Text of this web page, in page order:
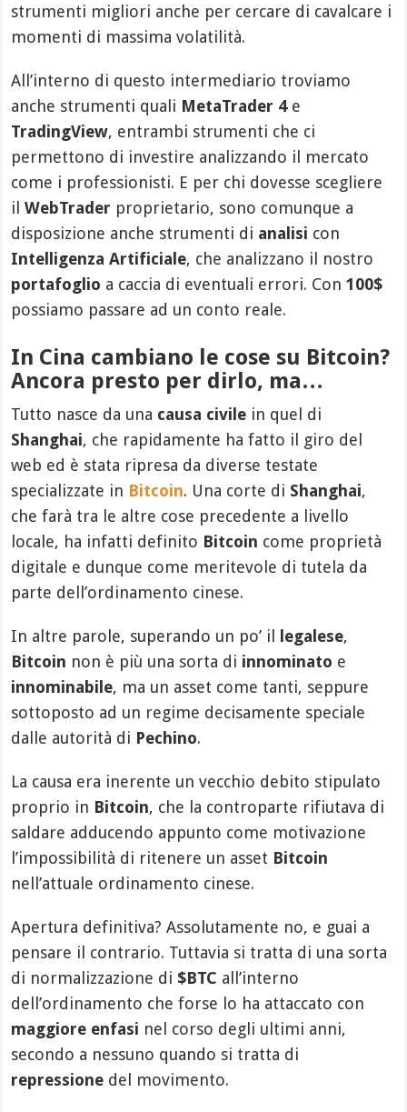
strumenti migliori anche per cercare di cavalcare i
momenti di massima volatilità.
All’interno di questo intermediario troviamo
anche strumenti quali MetaTrader 4e
TradingView, entrambi strumenti che ci
permettono di investire analizzando il mercato
come i professionisti. E per chi dovesse scegliere
ilWebTrader proprietario, sono comunque a
disposizione anche strumenti di analisi con
Intelligenza Artificiale, che analizzano il nostro
portafoglio a caccia di eventuali errori. Con100$
possiamo passare ad un conto reale.
In Cina cambiano le cose su Bitcoin?
Ancora presto per dirlo, ma…
Tutto nasce da una causa civile in quel di
Shanghai, che rapidamente ha fatto il giro del
web ed è stata ripresa da diverse testate
specializzate in Bitcoin. Una corte di Shanghai,
che farà tra le altre cose precedente a livello
locale, ha infatti definito Bitcoin come proprietà
digitale e dunque come meritevole di tutela da
parte dell’ordinamento cinese.
In altre parole, superando un po’ il legalese,
Bitcoin non è più una sorta di innominato e
innominabile, ma un asset come tanti, seppure
sottoposto ad un regime decisamente speciale
dalle autorità di Pechino.
La causa era inerente un vecchio debito stipulato
proprio in Bitcoin, che la controparte rifiutava di
saldare adducendo appunto come motivazione
l’impossibilità di ritenere un asset Bitcoin
nell’attuale ordinamento cinese.
Apertura definitiva? Assolutamente no, e guai a
pensare il contrario. Tuttavia si tratta di una sorta
di normalizzazione di $BTC all’interno
dell’ordinamento che forse lo ha attaccato con
maggiore enfasi nel corso degli ultimi anni,
secondo a nessuno quando si tratta di
repressione del movimento.